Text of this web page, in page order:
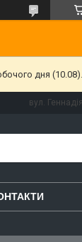
дня (10.08).
вул.